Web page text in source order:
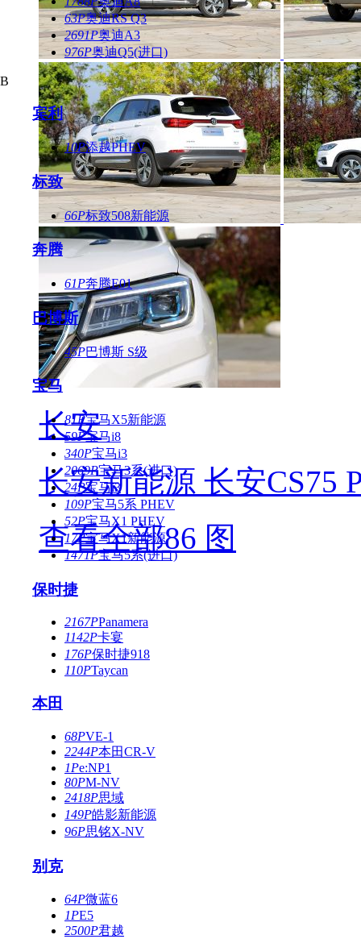
63P奥迪RS Q3
2691P奥迪A3
976P奥迪Q5(进口)
B
宾利
10P添越PHEV
标致
66P标致508新能源
奔腾
61P奔腾E01
巴博斯
45P巴博斯 S级
宝马
81P宝马X5新能源
59P宝马i8
340P宝马i3
2069P宝马3系(进口)
24P宝马i3
109P宝马5系 PHEV
52P宝马X1 PHEV
17P宝马X1新能源
1471P宝马5系(进口)
保时捷
2167PPanamera
1142P卡宴
176P保时捷918
110PTaycan
本田
68PVE-1
2244P本田CR-V
1Pe:NP1
80PM-NV
2418P思域
149P皓影新能源
96P思铭X-NV
别克
64P微蓝6
1PE5
2500P君越
长安
长安新能源 长安CS75
查看全部86 图